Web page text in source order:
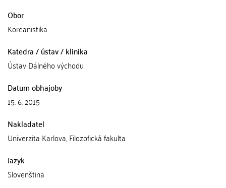
Obor
Koreanistika
Katedra / ústav / klinika
Ústav Dálného východu
Datum obhajoby
15. 6. 2015
Nakladatel
Univerzita Karlova, Filozofická fakulta
Jazyk
Slovenština